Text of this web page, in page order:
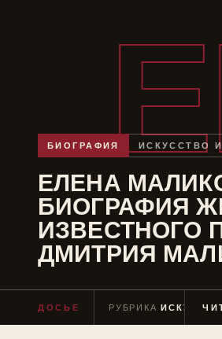
БИОГРАФИЯ ИСКУССТВО
ЕЛЕНА
БИОГРАФИЯ
ИЗВЕСТНОГО
ДМИТРИЯ
ДОСЬЕ РУБРИКА